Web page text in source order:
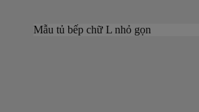
Mẫu tủ bếp chữ L nhỏ gọn